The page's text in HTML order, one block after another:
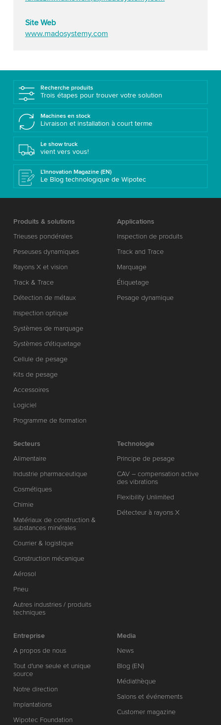
Site Web
www.madosystemy.com
Recherche produits
Trois étapes pour trouver votre solution
Machines en stock
Livraison et installation à court terme
Le show truck
vient vers vous!
L’Innovation Magazine (EN)
Le Blog technologique de Wipotec
Produits & solutions
Trieuses pondérales
Peseuses dynamiques
Rayons X et vision
Track & Trace
Détection de métaux
Inspection optique
Systèmes de marquage
Systèmes d'étiquetage
Cellule de pesage
Kits de pesage
Accessoires
Logiciel
Programme de formation
Applications
Inspection de produits
Track and Trace
Marquage
Étiquetage
Pesage dynamique
Secteurs
Alimentaire
Industrie pharmaceutique
Cosmétiques
Chimie
Matériaux de construction &
substances minérales
Courrier & logistique
Construction mécanique
Aérosol
Pneu
Autres industries / produits
techniques
Technologie
Principe de pesage
CAV – compensation active
des vibrations
Flexibility Unlimited
Détecteur à rayons X
Entreprise
A propos de nous
Tout d'une seule et unique
source
Notre direction
Implantations
Wipotec Foundation
Media
News
Blog (EN)
Médiathèque
Salons et événements
Customer magazine